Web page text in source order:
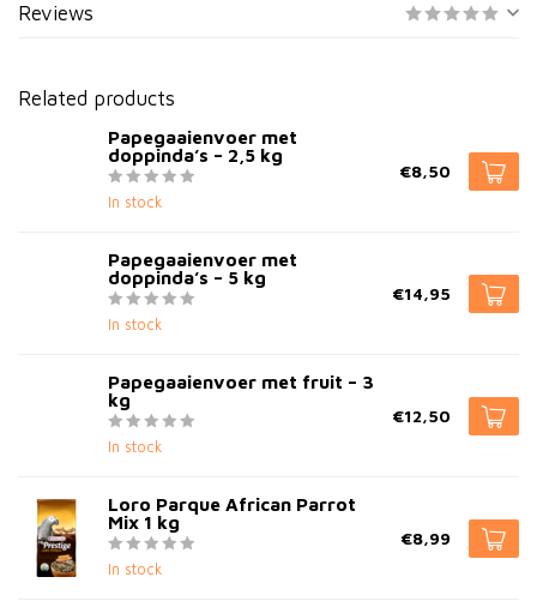
Reviews
Related products
Papegaaienvoer met
doppinda’s – 2,5 kg
In stock
€8,50
Papegaaienvoer met
doppinda’s – 5 kg
In stock
€14,95
Papegaaienvoer met fruit – 3
kg
In stock
€12,50
Loro Parque African Parrot
Mix 1 kg
In stock
€8,99